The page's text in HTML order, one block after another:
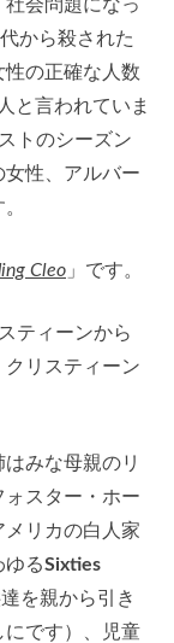
会問題になっ
から殺された
性の正確な人数
と言われていま
トのシーズン
女性、アルバー
Cleo 」です。
ティーンから
リスティーン
みな母親のリ
ォスター・ホー
メリカの白人家
ゆるSixties
を親から引き
にです）、児童